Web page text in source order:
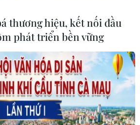
thương hiệu, kết nối đầu
phát triển bền vững